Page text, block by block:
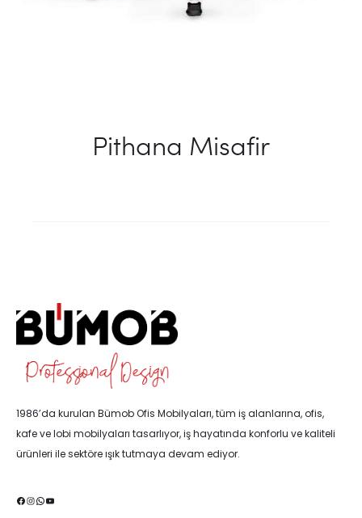
Pithana Misafir
1986’da kurulan Bümob Ofis Mobilyaları, tüm iş alanlarına, ofis,
kafe ve lobi mobilyaları tasarlıyor, iş hayatında konforlu ve kaliteli
ürünleri ile sektöre ışık tutmaya devam ediyor.
Facebook
Instagram
WhatsApp
YouTube